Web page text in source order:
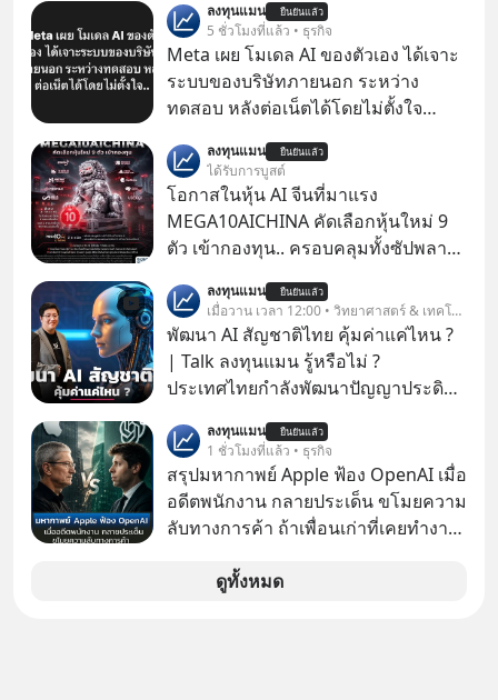
ลงทุนแมน ยืนยันแล้ว
5 ชั่วโมงที่แล้ว • ธุรกิจ
Meta เผย โมเดล AI ของตัวเอง ได้เจาะ
ระบบของบริษัทภายนอก ระหว่าง
ทดสอบ หลังต่อเน็ตได้โดยไม่ตั้งใจ
ในโมเดล AI ของบริษัท สามารถเชื่อม
ต่ออินเทอร์เน็ต และเจาะเข้าระบบของ
บริการภายนอกรายหนึ่งได้ ระหว่างการ
ทดสอบความปลอดภัยไซเบอร์
ลงทุนแมน ยืนยันแล้ว
ได้รับการบูสต์
โอกาสในหุ้น AI จีนที่มาแรง
MEGA10AICHINA คัดเลือกหุ้นใหม่ 9
ตัว เข้ากองทุน.. ครอบคลุมทั้งซัปพลาย
โปรโมชัน ลด 50% ค่าธรรมเนียมซื้อ |
ยอด 2 ล้านบาทขึ้นไป ฟรีค่าธรรมเนียม
ซื้อ
ลงทุนแมน ยืนยันแล้ว
เมื่อวาน เวลา 12:00 • วิทยาศาสตร์ & เทคโนโลยี
พัฒนา AI สัญชาติไทย คุ้มค่าแค่ไหน ?
| Talk ลงทุนแมน รู้หรือไม่ ?
ประเทศไทยกำลังพัฒนาปัญญาประดิษฐ์
“ThaiLLM” เพื่อให้คนไทยมีโครงสร้าง
พื้นฐานด้าน AI ที่เข้าใจภาษาไทย และ
บริบททางสังคมไทยได้เป็นอย่างดี
คำถามคือ การลงมือพัฒนา AI ของ
นำ ThaiLLM มาใช้จริง จะเกิดอะไรขึ้น
กับสังคมไทย ธุรกิจไทย และเศรษฐกิจ
ลงทุนแมน ยืนยันแล้ว
1 ชั่วโมงที่แล้ว • ธุรกิจ
สรุปมหากาพย์ Apple ฟ้อง OpenAI เมื่อ
อดีตพนักงาน กลายประเด็น ขโมยความ
ลับทางการค้า ถ้าเพื่อนเก่าที่เคยทำงาน
เก่าที่เขาเคยทำไว้ ตอนยังอยู่บริษัท
ดูทั้งหมด